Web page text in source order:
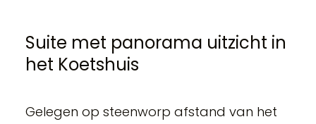
Suite met panorama uitzicht in
het Koetshuis
Gelegen op steenworp afstand van het